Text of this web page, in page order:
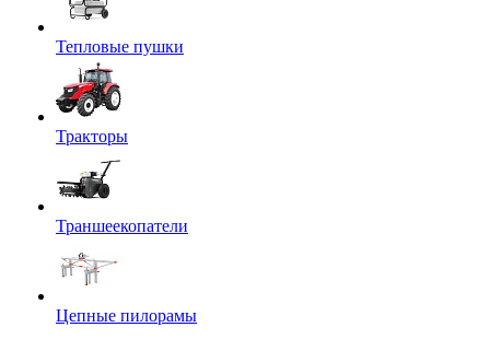
Тепловые пушки
Тракторы
Траншеекопатели
Цепные пилорамы